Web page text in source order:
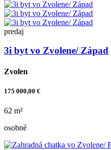
predaj
3i byt vo Zvolene/ Západ
Zvolen
175 000,00 €
62 m²
osobné